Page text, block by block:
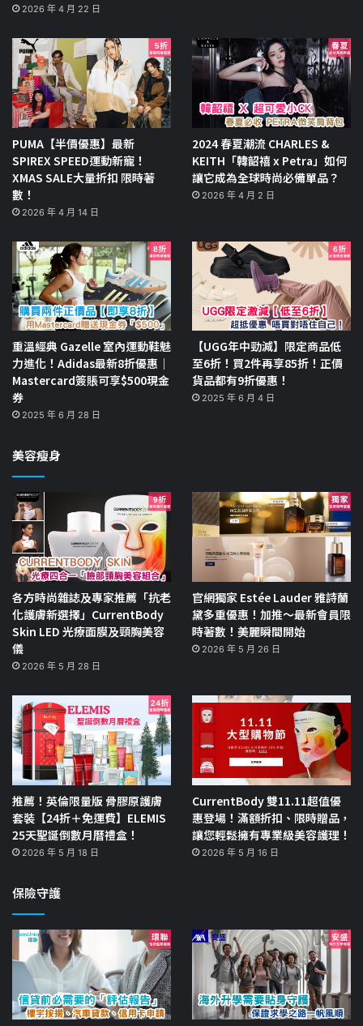
2026 年 4 月 22 日
PUMA【半價優惠】最新
SPIREX SPEED運動新寵！
XMAS SALE大量折扣 限時著
數！
2026 年 4 月 14 日
2024 春夏潮流 CHARLES &
KEITH「韓韶禧 x Petra」如何
讓它成為全球時尚必備單品？
2026 年 4 月 2 日
重溫經典 Gazelle 室內運動鞋魅
力進化！Adidas最新8折優惠｜
Mastercard簽賬可享$500現金
券
2025 年 6 月 28 日
【UGG年中勁減】限定商品低
至6折！買2件再享85折！正價
貨品都有9折優惠！
2025 年 6 月 4 日
美容瘦身
各方時尚雜誌及專家推薦「抗老
化護膚新選擇」CurrentBody
Skin LED 光療面膜及頸胸美容
儀
2026 年 5 月 28 日
官網獨家 Estée Lauder 雅詩蘭
黛多重優惠！加推～最新會員限
時著數！美麗瞬間開始
2026 年 5 月 26 日
推薦！英倫限量版 骨膠原護膚
套裝【24折＋免運費】ELEMIS
25天聖誕倒數月曆禮盒！
2026 年 5 月 18 日
CurrentBody 雙11.11超值優
惠登場！滿額折扣、限時贈品，
讓您輕鬆擁有專業級美容護理！
2026 年 5 月 16 日
保險守護